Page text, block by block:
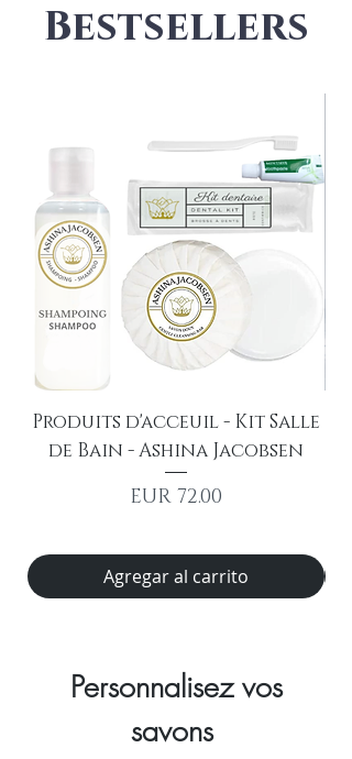
Bestsellers
Produits d'acceuil - Kit Salle
de Bain - Ashina Jacobsen
Precio
EUR 72.00
Agregar al carrito
Personnalisez vos
savons